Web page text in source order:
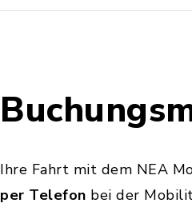
Ihre Fahrt mit dem NEA
per Telefon bei der